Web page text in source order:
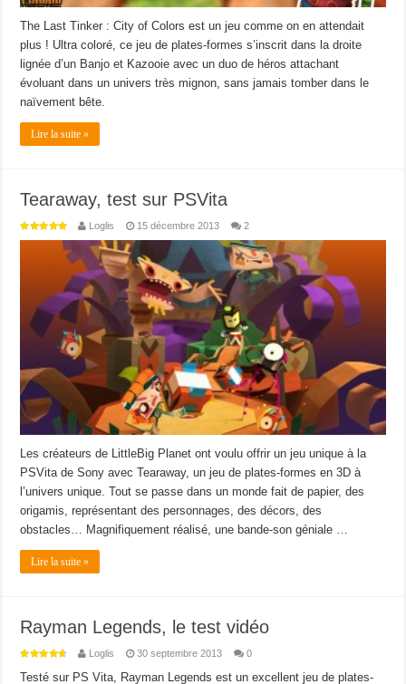
The Last Tinker : City of Colors est un jeu comme on en attendait
plus ! Ultra coloré, ce jeu de plates-formes s’inscrit dans la droite
lignée d’un Banjo et Kazooie avec un duo de héros attachant
évoluant dans un univers très mignon, sans jamais tomber dans le
naïvement bête.
Lire la suite »
Tearaway, test sur PSVita
Loglis 15 décembre 2013 2
Les créateurs de LittleBig Planet ont voulu offrir un jeu unique à la
PSVita de Sony avec Tearaway, un jeu de plates-formes en 3D à
l’univers unique. Tout se passe dans un monde fait de papier, des
origamis, représentant des personnages, des décors, des
obstacles… Magnifiquement réalisé, une bande-son géniale …
Lire la suite »
Rayman Legends, le test vidéo
Loglis 30 septembre 2013 0
Testé sur PS Vita, Rayman Legends est un excellent jeu de plates-